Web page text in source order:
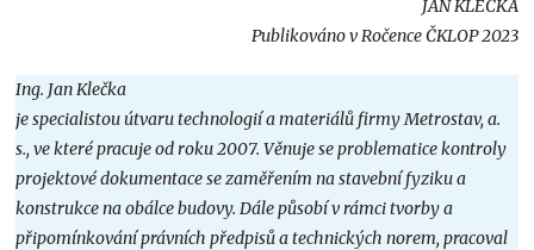
JAN KLEČKA
Publikováno v Ročence ČKLOP 2023
Ing. Jan Klečka
je specialistou útvaru technologií a materiálů firmy Metrostav, a.
s., ve které pracuje od roku 2007. Věnuje se problematice kontroly
projektové dokumentace se zaměřením na stavební fyziku a
konstrukce na obálce budovy. Dále působí v rámci tvorby a
připomínkování právních předpisů a technických norem, pracoval